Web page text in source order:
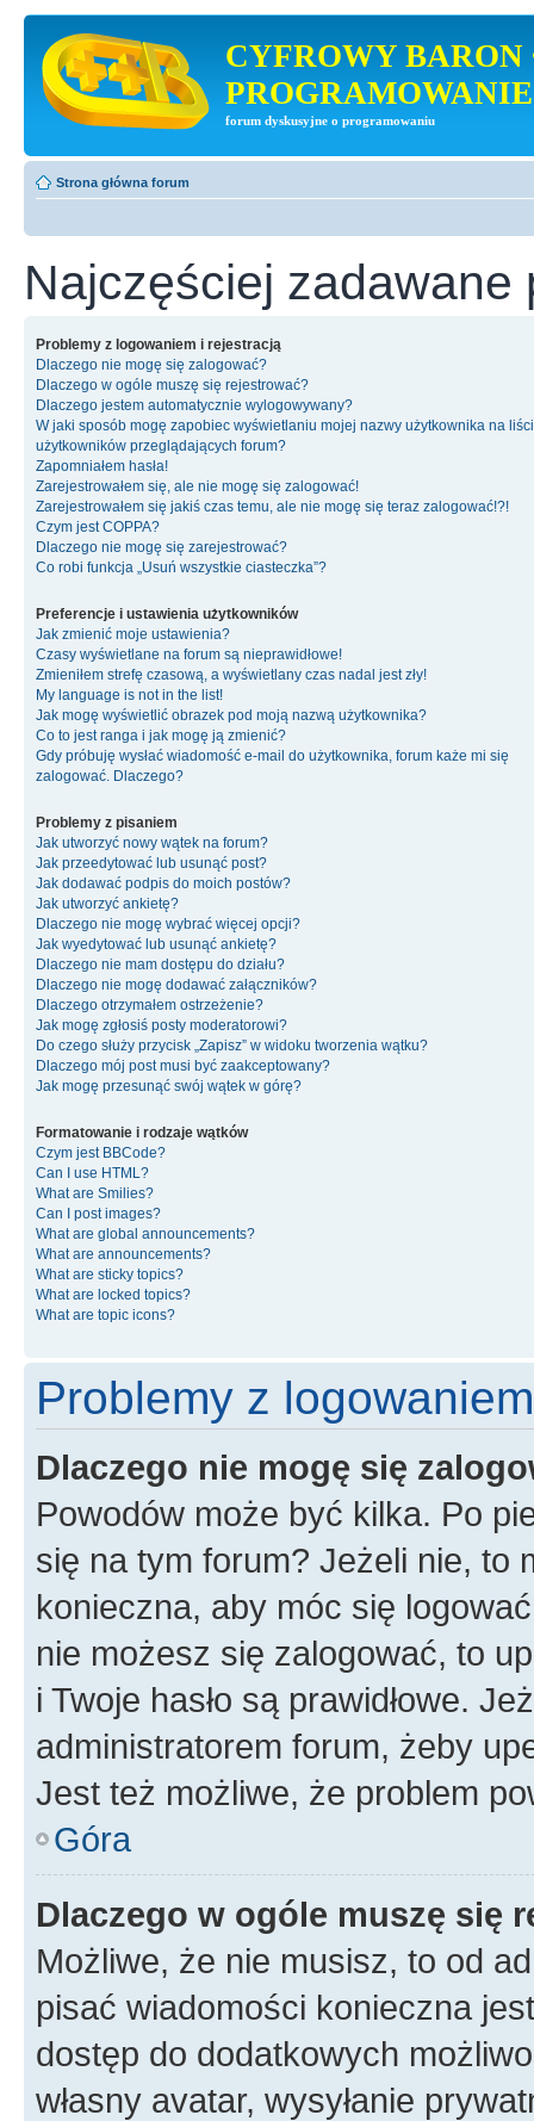
CYFROWY BARON
PROGRAMOWANIE
forum dyskusyjne o programowaniu
Strona główna forum
Najczęściej zadawane
Problemy z logowaniem i rejestracją
Dlaczego nie mogę się zalogować?
Dlaczego w ogóle muszę się rejestrować?
Dlaczego jestem automatycznie wylogowywany?
W jaki sposób mogę zapobiec wyświetlaniu mojej nazwy użytkownika na
użytkowników przeglądających forum?
Zapomniałem hasła!
Zarejestrowałem się, ale nie mogę się zalogować!
Zarejestrowałem się jakiś czas temu, ale nie mogę się teraz zalogować!?!
Czym jest COPPA?
Dlaczego nie mogę się zarejestrować?
Co robi funkcja „Usuń wszystkie ciasteczka”?
Preferencje i ustawienia użytkowników
Jak zmienić moje ustawienia?
Czasy wyświetlane na forum są nieprawidłowe!
Zmieniłem strefę czasową, a wyświetlany czas nadal jest zły!
My language is not in the list!
Jak mogę wyświetlić obrazek pod moją nazwą użytkownika?
Co to jest ranga i jak mogę ją zmienić?
Gdy próbuję wysłać wiadomość e-mail do użytkownika, forum każe mi się
zalogować. Dlaczego?
Problemy z pisaniem
Jak utworzyć nowy wątek na forum?
Jak przeedytować lub usunąć post?
Jak dodawać podpis do moich postów?
Jak utworzyć ankietę?
Dlaczego nie mogę wybrać więcej opcji?
Jak wyedytować lub usunąć ankietę?
Dlaczego nie mam dostępu do działu?
Dlaczego nie mogę dodawać załączników?
Dlaczego otrzymałem ostrzeżenie?
Jak mogę zgłosiś posty moderatorowi?
Do czego służy przycisk „Zapisz” w widoku tworzenia wątku?
Dlaczego mój post musi być zaakceptowany?
Jak mogę przesunąć swój wątek w górę?
Formatowanie i rodzaje wątków
Czym jest BBCode?
Can I use HTML?
What are Smilies?
Can I post images?
What are global announcements?
What are announcements?
What are sticky topics?
What are locked topics?
What are topic icons?
Problemy z
Dlaczego nie mogę się
Powodów może być kilka. Po
się na tym forum? Jeżeli nie, to
konieczna, aby móc się
nie możesz się zalogować, to
i Twoje hasło są prawidłowe.
administratorem forum, żeby
Jest też możliwe, że problem
Góra
Dlaczego w ogóle muszę się
Możliwe, że nie musisz, to od
pisać wiadomości konieczna
dostęp do dodatkowych
własny avatar, wysyłanie